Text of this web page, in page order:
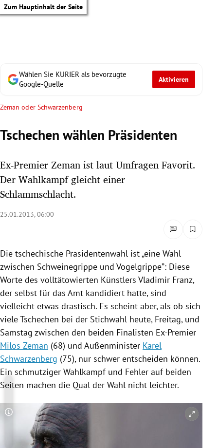
Zum Hauptinhalt der Seite
Untermenü
Untermenü
Untermenü
Untermenü
Untermenü
Untermenü
Untermenü
Wählen Sie KURIER als bevorzugte
Google-Quelle
Aktivieren
Zeman oder Schwarzenberg
Tschechen wählen Präsidenten
Ex-Premier Zeman ist laut Umfragen Favorit.
Der Wahlkampf gleicht einer
Schlammschlacht.
25.01.2013, 06:00
Die tschechische Präsidentenwahl ist „eine Wahl
zwischen Schweinegrippe und Vogelgrippe”: Diese
Worte des volltätowierten Künstlers Vladimir Franz,
der selbst für das Amt kandidiert hatte, sind
vielleicht etwas drastisch. Es scheint aber, als ob sich
viele Tschechen bei der Stichwahl heute, Freitag, und
Samstag zwischen den beiden Finalisten Ex-Premier
Milos Zeman (68) und Außenminister Karel
Schwarzenberg (75), nur schwer entscheiden können.
Ein schmutziger Wahlkampfund Fehler auf beiden
Seiten machen die Qual der Wahl nicht leichter.
Copyright-Hinweis öffnen/schließen